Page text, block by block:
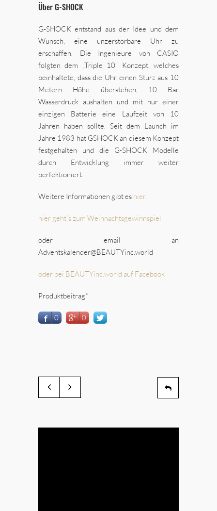
Über G-SHOCK
G-SHOCK entstand aus der Idee und dem
Wunsch, eine unzerstörbare Uhr zu
erschaffen. Die Ingenieure von CASIO
folgten dem „Triple 10“ Konzept, welches
beinhaltete, dass die Uhr einen Sturz aus 10
Metern Höhe überstehen, 10 Bar
Wasserdruck aushalten und mit nur einer
einzigen Batterie eine Laufzeit von 10
Jahren haben sollte. Seit dem Launch im
Jahre 1983 hat GSHOCK an diesem Konzept
festgehalten und die G-SHOCK Modelle
durch Entwicklung immer weiter
perfektioniert.
Weitere Informationen gibt es hier.
hier geht´s zum Weihnachtsgewinnspiel
oder email an
Adventskalender@BEAUTYinc.world
oder bei BEAUTYinc.world auf Facebook
Produktbeitrag*
0 0